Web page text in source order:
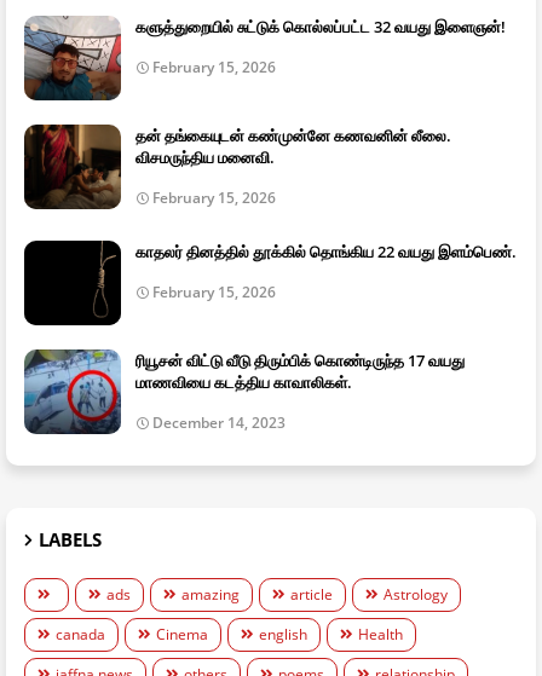
களுத்துறையில் சுட்டுக் கொல்லப்பட்ட 32 வயது இளைஞன்!
February 15, 2026
தன் தங்கையுடன் கண்முன்னே கணவனின் லீலை.
விசமருந்திய மனைவி.
February 15, 2026
காதலர் தினத்தில் தூக்கில் தொங்கிய 22 வயது இளம்பெண்.
February 15, 2026
ரியூசன் விட்டு வீடு திரும்பிக் கொண்டிருந்த 17 வயது
மாணவியை கடத்திய காவாலிகள்.
December 14, 2023
LABELS
ads amazing article
Astrology
canada
Cinema english
Health